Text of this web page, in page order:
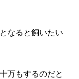
なると飼いたい
万もするのだと